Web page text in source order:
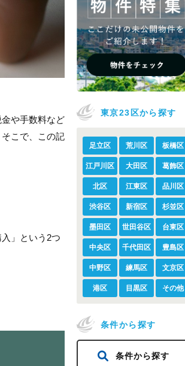
や手数料など
こで、この記
」という2つ
東京23区から探す
足立区 荒川区 板橋区
江戸川区 大田区 葛飾区
北区 江東区 品川区
渋谷区 新宿区 杉並区
墨田区 世田谷区 台東区
中央区 千代田区 豊島区
中野区 練馬区 文京区
港区 目黒区 その他
条件から探す
条件から探す